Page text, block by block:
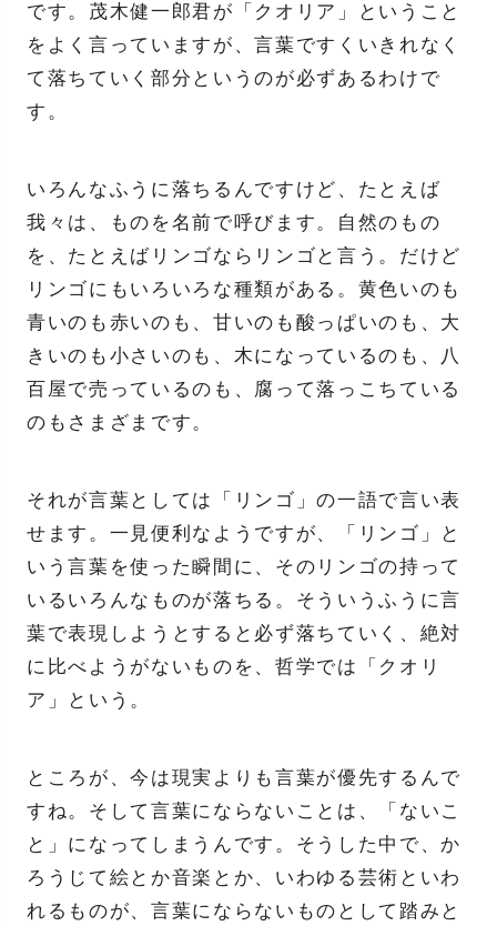
です。茂木健一郎君が「クオリア」ということ
をよく言っていますが、言葉ですくいきれなく
て落ちていく部分というのが必ずあるわけで
す。
いろんなふうに落ちるんですけど、たとえば
我々は、ものを名前で呼びます。自然のもの
を、たとえばリンゴならリンゴと言う。だけど
リンゴにもいろいろな種類がある。黄色いのも
青いのも赤いのも、甘いのも酸っぱいのも、大
きいのも小さいのも、木になっているのも、八
百屋で売っているのも、腐って落っこちている
のもさまざまです。
それが言葉としては「リンゴ」の一語で言い表
せます。一見便利なようですが、「リンゴ」と
いう言葉を使った瞬間に、そのリンゴの持って
いるいろんなものが落ちる。そういうふうに言
葉で表現しようとすると必ず落ちていく、絶対
に比べようがないものを、哲学では「クオリ
ア」という。
ところが、今は現実よりも言葉が優先するんで
すね。そして言葉にならないことは、「ないこ
と」になってしまうんです。そうした中で、か
ろうじて絵とか音楽とか、いわゆる芸術といわ
れるものが、言葉にならないものとして踏みと